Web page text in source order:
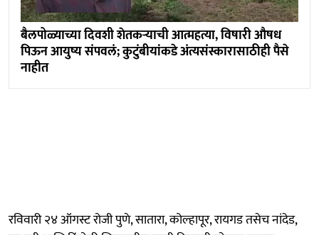
बैलपोळ्याच्या दिवशी शेतकऱ्याची आत्महत्या, विषारी औषध
पिऊन आयुष्य संपवलं; कुटुंबीयांकडे अंत्यसंस्कारासाठीही पैसे
नाहीत
रविवारी २४ ऑगस्ट रोजी पुणे, सातारा, कोल्हापूर, रायगड तसेच नांदेड,